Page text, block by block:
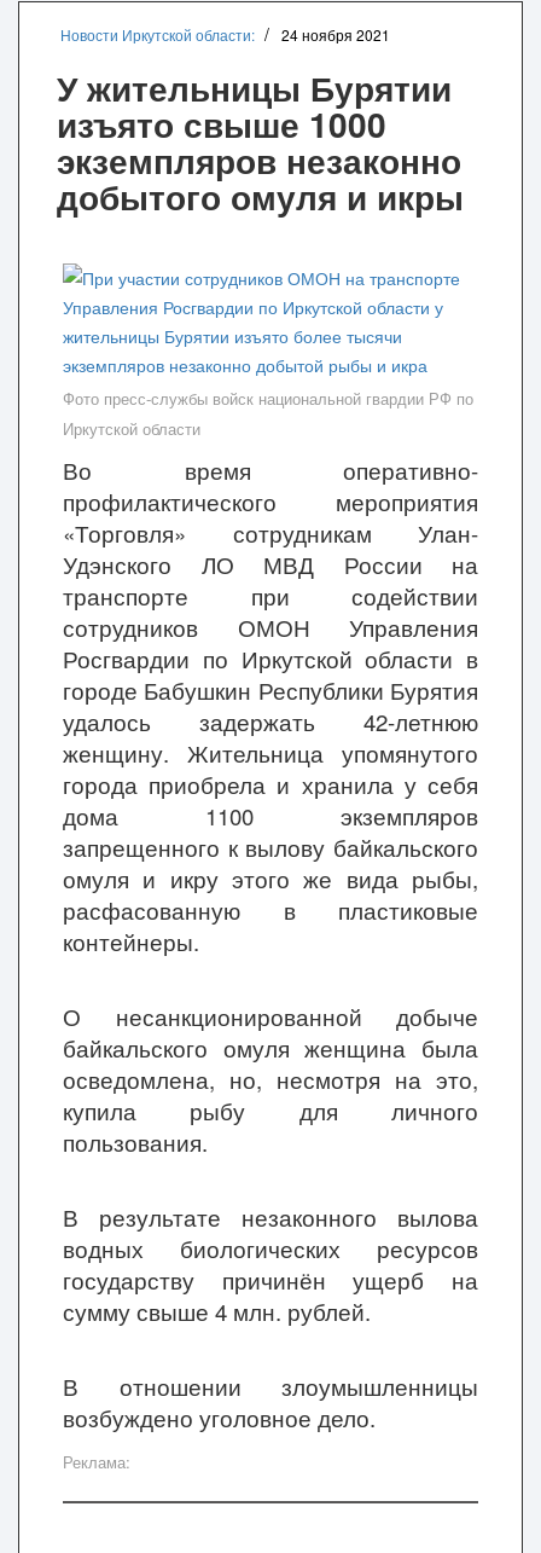
Новости Иркутской области: 24 ноября 2021
У жительницы Бурятии
изъято свыше 1000
экземпляров незаконно
добытого омуля и икры
Фото пресс-службы войск национальной гвардии РФ по
Иркутской области
Во время оперативно-
профилактического мероприятия
«Торговля» сотрудникам Улан-
Удэнского ЛО МВД России на
транспорте при содействии
сотрудников ОМОН Управления
Росгвардии по Иркутской области в
городе Бабушкин Республики Бурятия
удалось задержать 42-летнюю
женщину. Жительница упомянутого
города приобрела и хранила у себя
дома 1100 экземпляров
запрещенного к вылову байкальского
омуля и икру этого же вида рыбы,
расфасованную в пластиковые
контейнеры.
О несанкционированной добыче
байкальского омуля женщина была
осведомлена, но, несмотря на это,
купила рыбу для личного
пользования.
В результате незаконного вылова
водных биологических ресурсов
государству причинён ущерб на
сумму свыше 4 млн. рублей.
В отношении злоумышленницы
возбуждено уголовное дело.
Реклама: